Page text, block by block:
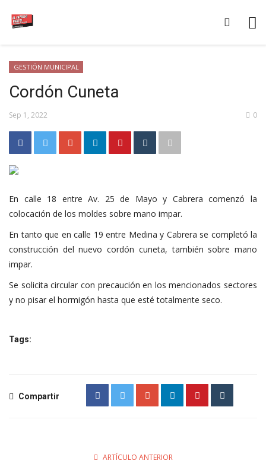
GESTIÓN MUNICIPAL
Cordón Cuneta
Sep 1, 2022 0
En calle 18 entre Av. 25 de Mayo y Cabrera comenzó la
colocación de los moldes sobre mano impar.
En tanto que en calle 19 entre Medina y Cabrera se completó la
construcción del nuevo cordón cuneta, también sobre mano
impar.
Se solicita circular con precaución en los mencionados sectores
y no pisar el hormigón hasta que esté totalmente seco.
Tags:
Compartir
ARTÍCULO ANTERIOR